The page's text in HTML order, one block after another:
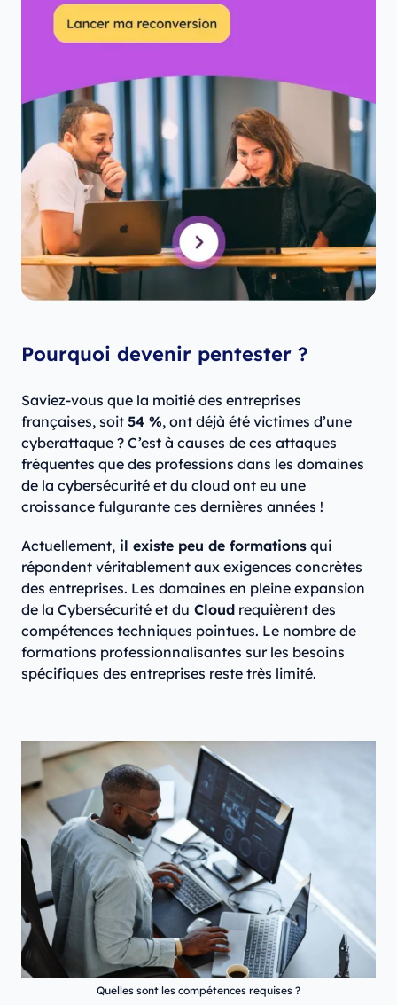
Pourquoi devenir pentester ?
Saviez-vous que la moitié des entreprises
françaises, soit 54 %, ont déjà été victimes d’une
cyberattaque ? C’est à causes de ces attaques
fréquentes que des professions dans les domaines
de la cybersécurité et du cloud ont eu une
croissance fulgurante ces dernières années !
Actuellement, il existe peu de formations qui
répondent véritablement aux exigences concrètes
des entreprises. Les domaines en pleine expansion
de la Cybersécurité et du Cloud requièrent des
compétences techniques pointues. Le nombre de
formations professionnalisantes sur les besoins
spécifiques des entreprises reste très limité.
Quelles sont les compétences requises ?